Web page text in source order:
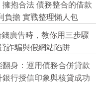
擁抱合法 債務整合的借款
負擔 實戰整理懶人包
廣告時，教你用三步驟
詐騙與假網站陷阱
翻身：運用債務合併貸款
行授信印象與核貸成功